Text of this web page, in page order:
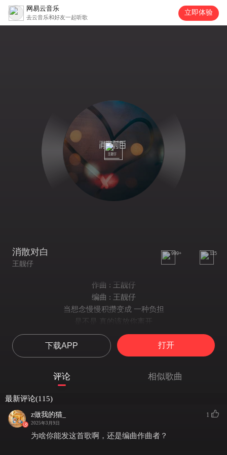
网易云音乐
去云音乐和好友一起听歌
立即体验
消散对白
王靓仔
999+ 115
作曲 : 王靓仔
编曲 : 王靓仔
当想念慢慢积攒变成 一种负担
是不是 真的该放你离开
在没有你的黑暗地带
我努力习惯
不谈遗憾 就算得上圆满
可你眼中深情的对白 如烟花短暂
新鲜感终归不是爱
下载APP 打开
评论 相似歌曲
最新评论(115)
z做我的猫_
2025年3月9日
1
为啥你能发这首歌啊，还是编曲作曲者？